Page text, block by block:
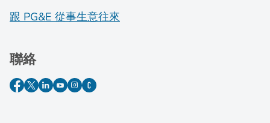
跟 PG&E 從事生意往來
聯絡